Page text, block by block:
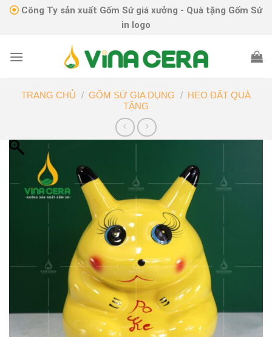
Skip Công Ty sản xuất Gốm Sứ giá xưởng - Quà tặng Gốm Sứ
in logo
TRANG CHỦ / GỐM SỨ GIA DỤNG / HEO ĐẤT QUÀ
TẶNG